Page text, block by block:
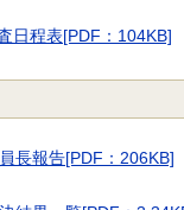
程表[PDF：104KB]
報告[PDF：206KB]